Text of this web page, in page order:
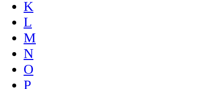
K
L
M
N
O
P